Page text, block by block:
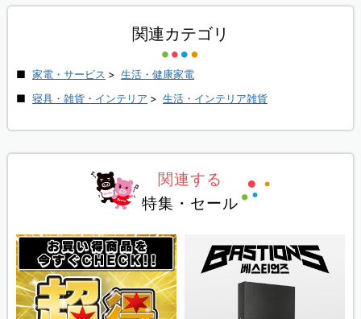
関連カテゴリ
家電・サービス > 生活・健康家電
寝具・雑貨・インテリア > 生活・インテリア雑貨
関連する
特集・セール